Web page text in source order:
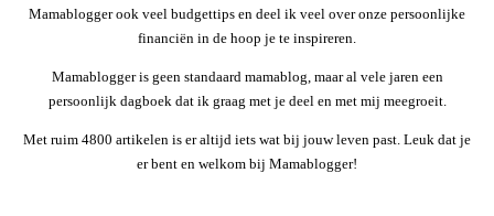
Mamablogger ook veel budgettips en deel ik veel over onze persoonlijke
financiën in de hoop je te inspireren.
Mamablogger is geen standaard mamablog, maar al vele jaren een
persoonlijk dagboek dat ik graag met je deel en met mij meegroeit.
Met ruim 4800 artikelen is er altijd iets wat bij jouw leven past. Leuk dat je
er bent en welkom bij Mamablogger!